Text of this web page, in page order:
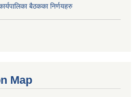
बैठकका निर्णयहरु
Map